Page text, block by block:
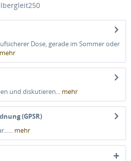
Dose, gerade im Sommer oder
mehr
und diskutieren... mehr
(GPSR)
mehr